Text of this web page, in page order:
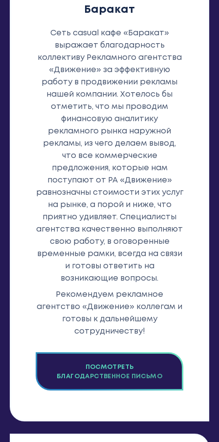
Баракат
Сеть casual кафе «Баракат»
выражает благодарность
коллективу Рекламного агентства
«Движение» за эффективную
работу в продвижении рекламы
нашей компании. Хотелось бы
отметить, что мы проводим
финансовую аналитику
рекламного рынка наружной
рекламы, из чего делаем вывод,
что все коммерческие
предложения, которые нам
поступают от РА «Движение»
равнозначны стоимости этих услуг
на рынке, а порой и ниже, что
приятно удивляет. Специалисты
агентства качественно выполняют
свою работу, в оговоренные
временные рамки, всегда на связи
и готовы ответить на
возникающие вопросы.
Рекомендуем рекламное
агентство «Движение» коллегам и
готовы к дальнейшему
сотрудничеству!
ПОСМОТРЕТЬ
БЛАГОДАРСТВЕННОЕ ПИСЬМО